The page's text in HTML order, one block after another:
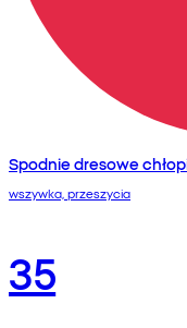
Spodnie dresowe
wszywka, przeszycia
35